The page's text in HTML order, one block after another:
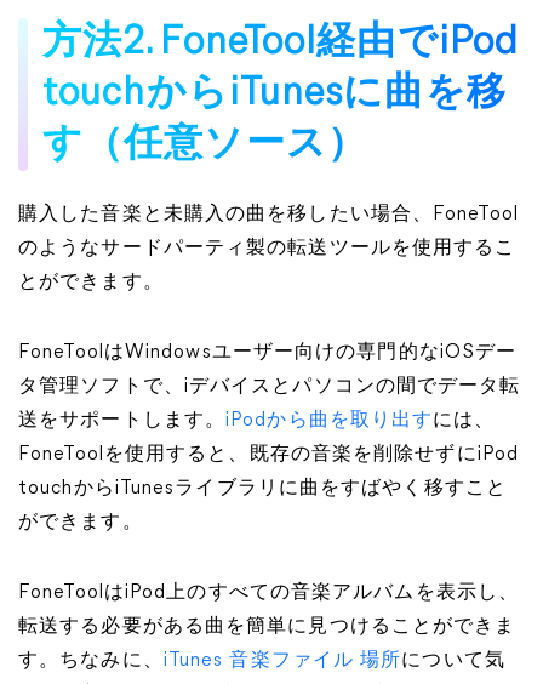
方法2. FoneTool経由でiPod
touchからiTunesに曲を移
す（任意ソース）
購入した音楽と未購入の曲を移したい場合、FoneTool
のようなサードパーティ製の転送ツールを使用するこ
とができます。
FoneToolはWindowsユーザー向けの専門的なiOSデー
タ管理ソフトで、iデバイスとパソコンの間でデータ転
送をサポートします。 iPodから曲を取り出すには、
FoneToolを使用すると、既存の音楽を削除せずにiPod
touchからiTunesライブラリに曲をすばやく移すこと
ができます。
FoneToolはiPod上のすべての音楽アルバムを表示し、
転送する必要がある曲を簡単に見つけることができま
す。ちなみに、 iTunes 音楽ファイル 場所について気